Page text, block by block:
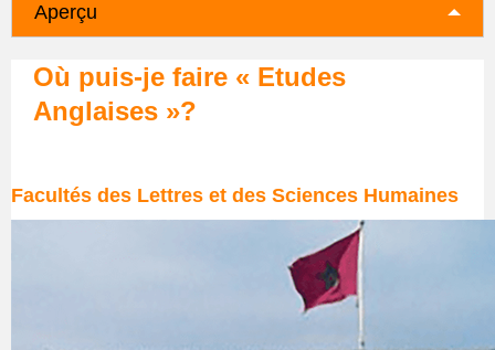
Aperçu
Où puis-je faire « Etudes
Anglaises »?
Facultés des Lettres et des Sciences Humaines